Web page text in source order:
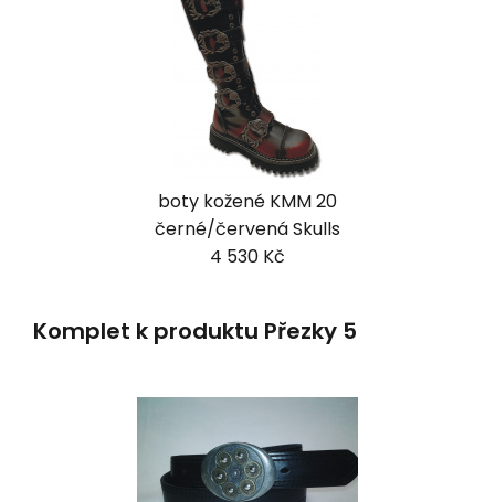
boty kožené KMM 20
černé/červená Skulls
4 530 Kč
Komplet k produktu Přezky 5